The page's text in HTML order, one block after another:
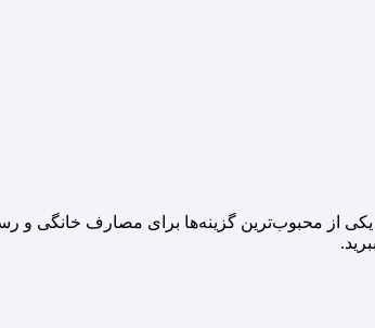
محبوب‌ترین گزینه‌ها برای مصارف خانگی و